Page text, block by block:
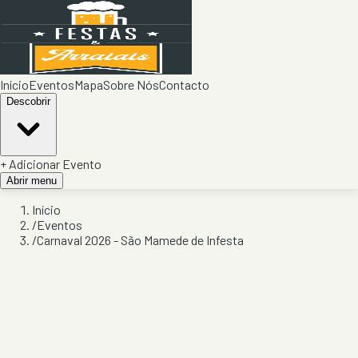
InícioEventosMapaSobre NósContacto
Descobrir
+ Adicionar Evento
Abrir menu
Início
/Eventos
/Carnaval 2026 - São Mamede de Infesta